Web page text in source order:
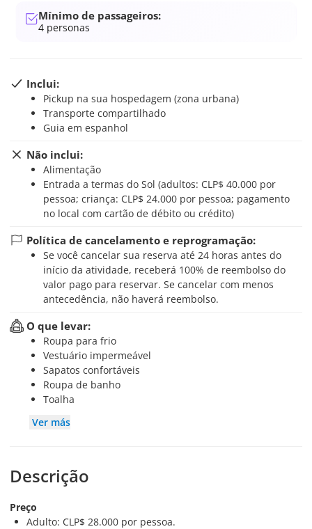
Mínimo de passageiros:
4 personas
Inclui:
Pickup na sua hospedagem (zona urbana)
Transporte compartilhado
Guia em espanhol
Não inclui:
Alimentação
Entrada a termas do Sol (adultos: CLP$ 40.000 por
pessoa; criança: CLP$ 24.000 por pessoa; pagamento
no local com cartão de débito ou crédito)
Política de cancelamento e reprogramação:
Se você cancelar sua reserva até 24 horas antes do
início da atividade, receberá 100% de reembolso do
valor pago para reservar. Se cancelar com menos
antecedência, não haverá reembolso.
O que levar:
Roupa para frio
Vestuário impermeável
Sapatos confortáveis
Roupa de banho
Toalha
Ver más
Descrição
Preço
Adulto: CLP$ 28.000 por pessoa.